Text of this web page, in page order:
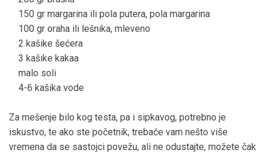
150 gr margarina ili pola putera, pola margarina
100 gr oraha ili lešnika, mleveno
2 kašike šećera
3 kašike kakaa
malo soli
4-6 kašika vode
Za mešenje bilo kog testa, pa i sipkavog, potrebno je
iskustvo, te ako ste početnik, trebaće vam nešto više
vremena da se sastojci povežu, ali ne odustajte, možete čak